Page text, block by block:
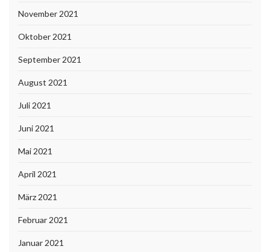
November 2021
Oktober 2021
September 2021
August 2021
Juli 2021
Juni 2021
Mai 2021
April 2021
März 2021
Februar 2021
Januar 2021